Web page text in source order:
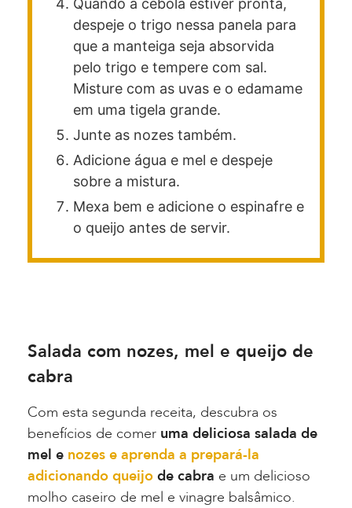
despeje o trigo nessa panela para
que a manteiga seja absorvida
pelo trigo e tempere com sal.
Misture com as uvas e o edamame
em uma tigela grande.
Junte as nozes também.
Adicione água e mel e despeje
sobre a mistura.
Mexa bem e adicione o espinafre e
o queijo antes de servir.
Salada com nozes, mel e queijo de
cabra
Com esta segunda receita, descubra os
benefícios de comer uma deliciosa salada de
mel e nozes e aprenda a prepará-la
adicionando queijo de cabra e um delicioso
molho caseiro de mel e vinagre balsâmico.